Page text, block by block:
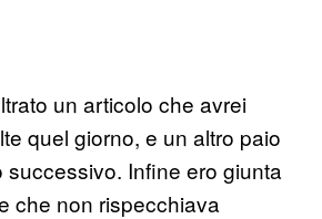
un articolo che avrei
quel giorno, e un altro paio
successivo. Infine ero giunta
che non rispecchiava